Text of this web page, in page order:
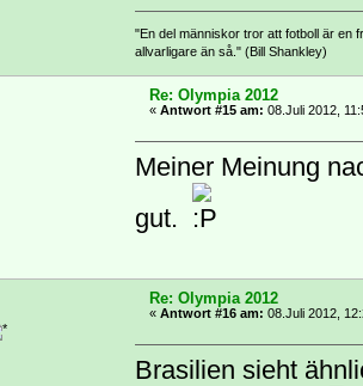
"En del människor tror att fotboll är en
allvarligare än så." (Bill Shankley)
Re: Olympia 2012
«Antwort #15 am: 08.Juli 2012,
Meiner Meinung
gut.
Re: Olympia 2012
«Antwort #16 am: 08.Juli 2012,
Brasilien sieht